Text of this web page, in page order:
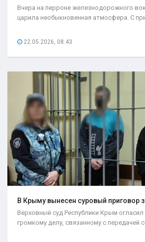
Вчера на перроне железнодорожного
царила необыкновенная атмосфера. С
22.05.2026, 08:43
В Крыму вынесен суровый приговор
Верховный суд Республики Крым огласил
громкому делу, связанному с передачей